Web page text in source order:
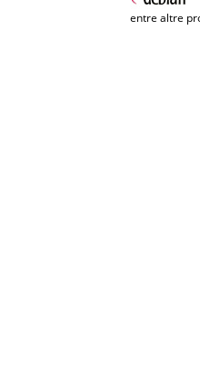
entre altre